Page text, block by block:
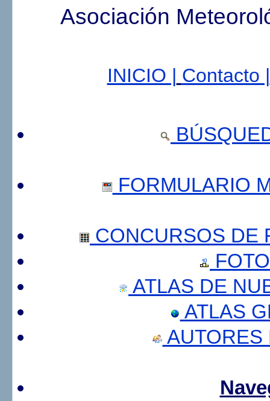
Asociación
INICIO | Contacto |
FORMULARIO
CONCURSOS DE
ATLAS DE
ATLAS
AUTORES